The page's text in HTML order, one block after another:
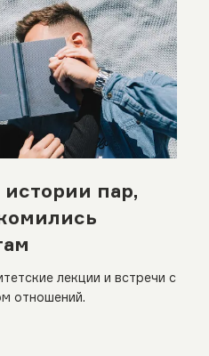
пар,
лекции и встречи с
отношений.